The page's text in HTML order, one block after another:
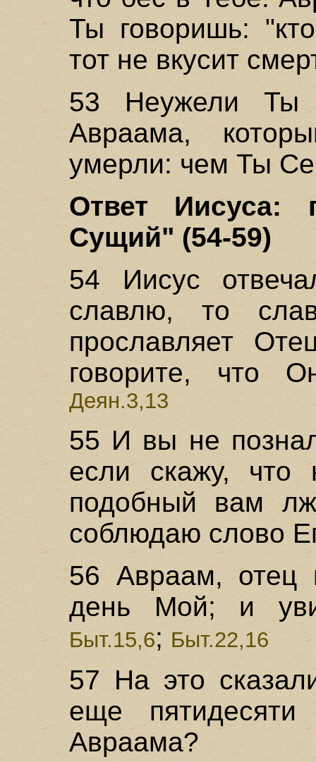
Ты говоришь:
тот не вкусит
53 Неужели Ты
Авраама,
умерли: чем Ты
Ответ Иисуса:
Сущий" (54-59)
54 Иисус
славлю, то
прославляет
говорите, что
Деян.3,13
55 И вы не
если скажу,
подобный вам
соблюдаю слово
56 Авраам, отец
день Мой; и
Быт.15,6;Быт.22,16
57 На это
еще
Авраама?